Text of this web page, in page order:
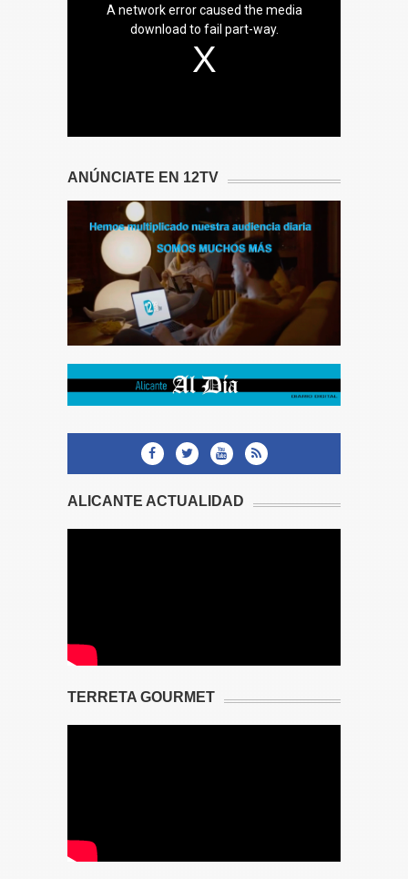
A network error caused the media
download to fail part-way.
ANÚNCIATE EN 12TV
ALICANTE ACTUALIDAD
TERRETA GOURMET